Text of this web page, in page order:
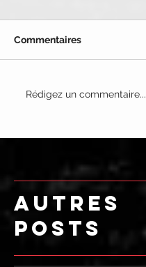
Commentaires
Rédigez un commentaire...
AUTRES
POSTS